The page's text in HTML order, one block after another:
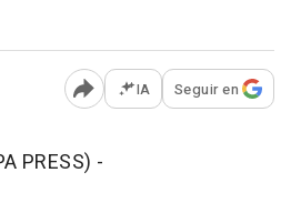
Abrir opciones para
IA Seguir en
PRESS) -